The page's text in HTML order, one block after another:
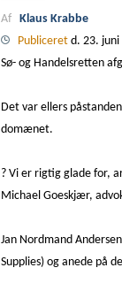
Af Klaus Krabbe
Publiceret d. 23. juni
Sø- og Handelsretten
Det var ellers
domænet.
? Vi er rigtig glade for,
Michael Goeskjær,
Jan Nordmand
Supplies) og anede på